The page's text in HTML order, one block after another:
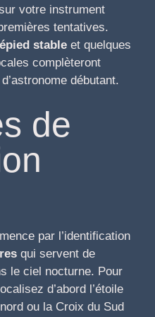
votre instrument
tentatives.
stable et quelques
complèteront
débutant.
de
par l’identification
qui servent de
le ciel nocturne. Pour
d’abord l’étoile
ou la Croix du Sud